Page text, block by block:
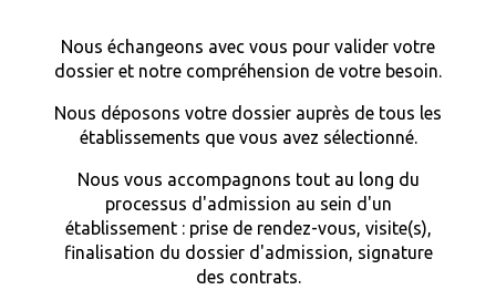
Nous échangeons avec vous pour valider votre
dossier et notre compréhension de votre besoin.
Nous déposons votre dossier auprès de tous les
établissements que vous avez sélectionné.
Nous vous accompagnons tout au long du
processus d'admission au sein d'un
établissement : prise de rendez-vous, visite(s),
finalisation du dossier d'admission, signature
des contrats.